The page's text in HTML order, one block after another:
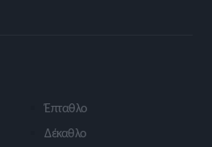
Έπταθλο
Δέκαθλο